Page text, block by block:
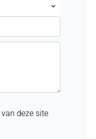
van deze site